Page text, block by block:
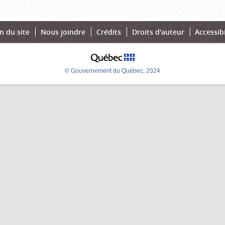
du site Nous joindre Crédits Droits d'auteur
© Gouvernement du Québec, 2024